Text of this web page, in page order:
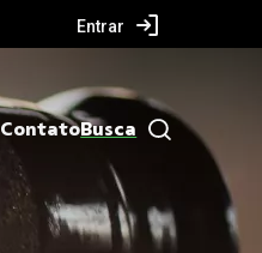
Entrar
ContatoBusca